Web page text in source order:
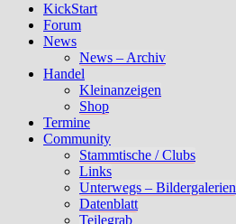
KickStart
Forum
News
News – Archiv
Handel
Kleinanzeigen
Shop
Termine
Community
Stammtische / Clubs
Links
Unterwegs – Bildergalerien
Datenblatt
Teilegrab